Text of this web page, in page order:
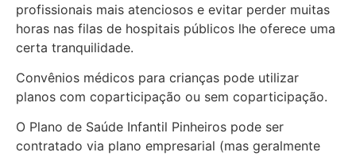
profissionais mais atenciosos e evitar perder muitas
horas nas filas de hospitais públicos lhe oferece uma
certa tranquilidade.
Convênios médicos para crianças pode utilizar
planos com coparticipação ou sem coparticipação.
O Plano de Saúde Infantil Pinheiros pode ser
contratado via plano empresarial (mas geralmente